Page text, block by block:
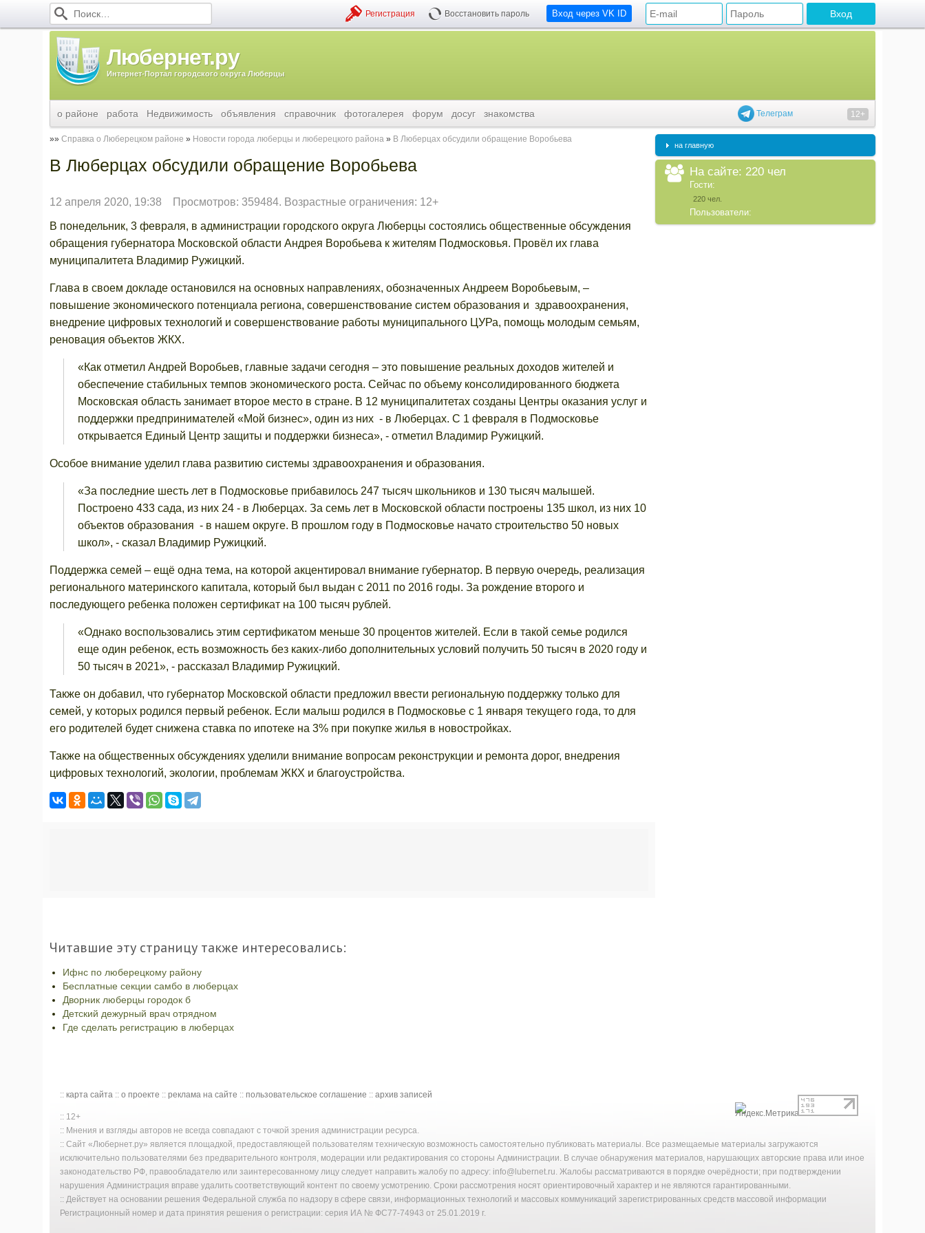
Вход через VK ID
Регистрация Восстановить пароль
Любернет.ру
Интернет-Портал городского округа Люберцы
Телеграм 12+
о районе работа Недвижимость объявления справочник фотогалерея форум досуг знакомства
Справка о Люберецком районе Новости города люберцы и люберецкого района В Люберцах обсудили обращение Воробьева
В Люберцах обсудили обращение Воробьева
12 апреля 2020, 19:38 Просмотров: 359484. Возрастные ограничения: 12+
В понедельник, 3 февраля, в администрации городского округа Люберцы состоялись общественные обсуждения
обращения губернатора Московской области Андрея Воробьева к жителям Подмосковья. Провёл их глава
муниципалитета Владимир Ружицкий.
Глава в своем докладе остановился на основных направлениях, обозначенных Андреем Воробьевым, –
повышение экономического потенциала региона, совершенствование систем образования и здравоохранения,
внедрение цифровых технологий и совершенствование работы муниципального ЦУРа, помощь молодым семьям,
реновация объектов ЖКХ.
«Как отметил Андрей Воробьев, главные задачи сегодня – это повышение реальных доходов жителей и
обеспечение стабильных темпов экономического роста. Сейчас по объему консолидированного бюджета
Московская область занимает второе место в стране. В 12 муниципалитетах созданы Центры оказания услуг и
поддержки предпринимателей «Мой бизнес», один из них - в Люберцах. С 1 февраля в Подмосковье
открывается Единый Центр защиты и поддержки бизнеса», - отметил Владимир Ружицкий.
Особое внимание уделил глава развитию системы здравоохранения и образования.
«За последние шесть лет в Подмосковье прибавилось 247 тысяч школьников и 130 тысяч малышей.
Построено 433 сада, из них 24 - в Люберцах. За семь лет в Московской области построены 135 школ, из них 10
объектов образования - в нашем округе. В прошлом году в Подмосковье начато строительство 50 новых
школ», - сказал Владимир Ружицкий.
Поддержка семей – ещё одна тема, на которой акцентировал внимание губернатор. В первую очередь, реализация
регионального материнского капитала, который был выдан с 2011 по 2016 годы. За рождение второго и
последующего ребенка положен сертификат на 100 тысяч рублей.
«Однако воспользовались этим сертификатом меньше 30 процентов жителей. Если в такой семье родился
еще один ребенок, есть возможность без каких-либо дополнительных условий получить 50 тысяч в 2020 году и
50 тысяч в 2021», - рассказал Владимир Ружицкий.
Также он добавил, что губернатор Московской области предложил ввести региональную поддержку только для
семей, у которых родился первый ребенок. Если малыш родился в Подмосковье с 1 января текущего года, то для
его родителей будет снижена ставка по ипотеке на 3% при покупке жилья в новостройках.
Также на общественных обсуждениях уделили внимание вопросам реконструкции и ремонта дорог, внедрения
цифровых технологий, экологии, проблемам ЖКХ и благоустройства.
Читавшие эту страницу также интересовались:
Ифнс по люберецкому району
Бесплатные секции самбо в люберцах
Дворник люберцы городок б
Детский дежурный врач отрядном
Где сделать регистрацию в люберцах
на главную
На сайте: 220 чел
Гости:
220 чел.
Пользователи:
:: карта сайта :: о проекте :: реклама на сайте :: пользовательское соглашение :: архив записей
:: 12+
:: Мнения и взгляды авторов не всегда совпадают с точкой зрения администрации ресурса.
:: Сайт «Любернет.ру» является площадкой, предоставляющей пользователям техническую возможность самостоятельно публиковать материалы. Все размещаемые материалы загружаются
исключительно пользователями без предварительного контроля, модерации или редактирования со стороны Администрации. В случае обнаружения материалов, нарушающих авторские права или иное
законодательство РФ, правообладателю или заинтересованному лицу следует направить жалобу по адресу: info@lubernet.ru. Жалобы рассматриваются в порядке очерёдности; при подтверждении
нарушения Администрация вправе удалить соответствующий контент по своему усмотрению. Сроки рассмотрения носят ориентировочный характер и не являются гарантированными.
:: Действует на основании решения Федеральной служба по надзору в сфере связи, информационных технологий и массовых коммуникаций зарегистрированных средств массовой информации
Регистрационный номер и дата принятия решения о регистрации: серия ИА № ФС77-74943 от 25.01.2019 г.